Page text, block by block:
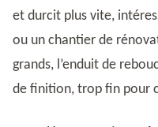
et durcit plus vite,
ou un chantier de
grands, l’enduit de
de finition, trop fin pour